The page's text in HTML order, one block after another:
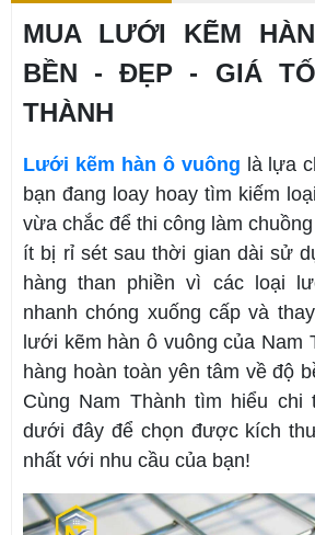
MUA LƯỚI KẼM
BỀN - ĐẸP - GIÁ
THÀNH
Lưới kẽm hàn ô vuông là lựa
bạn đang loay hoay tìm kiếm
vừa chắc để thi công làm
ít bị rỉ sét sau thời gian dài sử
hàng than phiền vì các loại
nhanh chóng xuống cấp và
lưới kẽm hàn ô vuông của Nam
hàng hoàn toàn yên tâm về độ
Cùng Nam Thành tìm hiểu chi
dưới đây để chọn được kích
nhất với nhu cầu của bạn!